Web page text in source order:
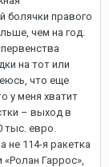
болячки правого
чем на год.
на тот или
что еще
у меня хватит
– выход в
тыс. евро.
не 114-я ракетка
Гаррос»,